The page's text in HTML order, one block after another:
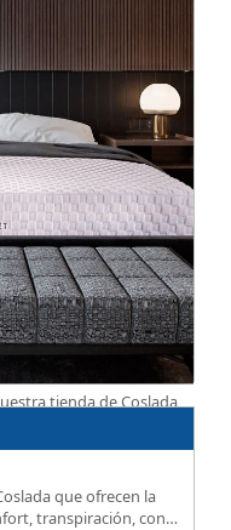
tienda de Coslada,
a elegir el modelo
que ofrecen la
transpiración, con